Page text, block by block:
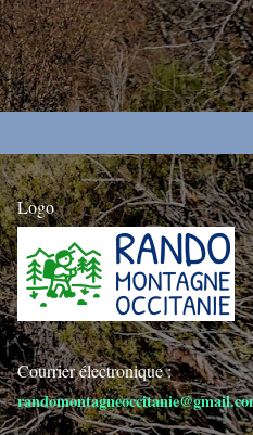
Logo
Courrier électronique :